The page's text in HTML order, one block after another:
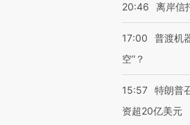
20:46 离岸信
17:00
普渡机
空”？
15:57 特朗普
资超20亿美元